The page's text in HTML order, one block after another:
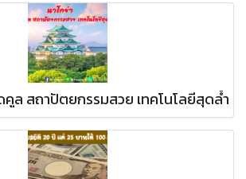
คูล สถาปัตยกรรมสวย เทคโนโลยีสุดล้ำ